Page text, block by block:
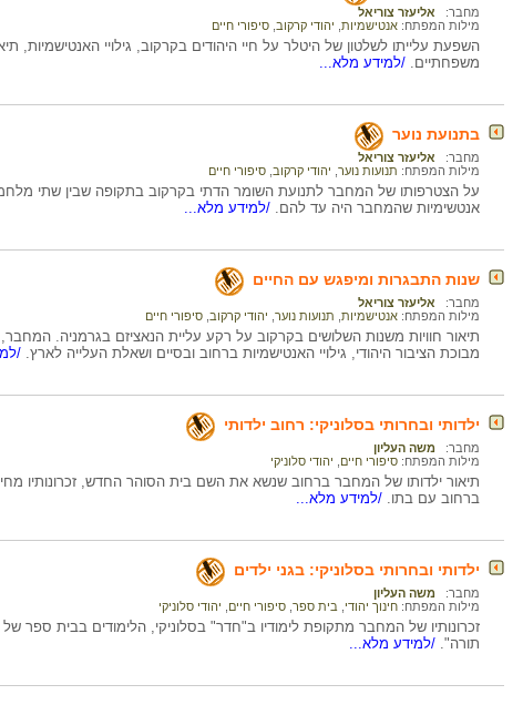
מחבר:
אליעזר צוריאל
מילות המפתח: אנטישמיות יהודי קרקוב סיפורי חיים
השפעת עלייתו לשלטון של היטלר על חיי היהודים בקרקוב, גילויי האנטישמיות,
משפחתיים. /למידע מלא...
בתנועת נוער
מחבר:
אליעזר צוריאל
מילות המפתח: תנועות נוער יהודי קרקוב סיפורי חיים
על הצטרפותו של המחבר לתנועת השומר הדתי בקרקוב בתקופה שבין שתי
אנטשימיות שהמחבר היה עד להם. /למידע מלא...
שנות התבגרות ומיפגש עם החיים
מחבר:
אליעזר צוריאל
מילות המפתח: אנטישמיות תנועות נוער יהודי קרקוב סיפורי חיים
תיאור חוויות משנות השלושים בקרקוב על רקע עליית הנאציזם בגרמניה.
מבוכת הציבור היהודי, גילויי האנטישמיות ברחוב ובסיים ושאלת העלייה לארץ. /
ילדותי ובחרותי בסלוניקי: רחוב ילדותי
מחבר:
משה העליון
מילות המפתח: סיפורי חיים יהודי סלוניקי
תיאור ילדותו של המחבר ברחוב שנשא את השם בית הסוהר החדש, זכרונותיו
ברחוב עם בתו. /למידע מלא...
ילדותי ובחרותי בסלוניקי: בגני ילדים
מחבר:
משה העליון
מילות המפתח: חינוך יהודי בית ספר סיפורי חיים יהודי סלוניקי
זכרונותיו של המחבר מתקופת לימודיו ב"חדר" בסלוניקי, הלימודים בבית ספר
תורה". /למידע מלא...